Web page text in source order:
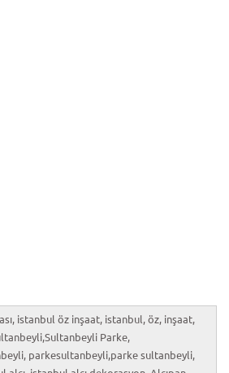
istanbul öz inşaat, istanbul, öz, inşaat,
Parke,
parkesultanbeyli,parke sultanbeyli,